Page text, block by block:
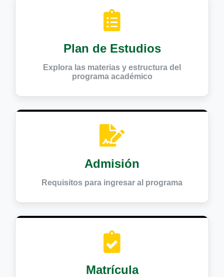
Plan de Estudios
Explora las materias y estructura del
programa académico
Admisión
Requisitos para ingresar al programa
Matrícula